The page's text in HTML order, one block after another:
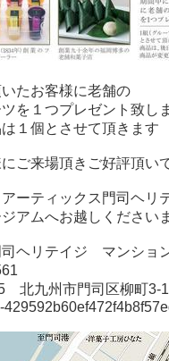
たお客様に老舗の
を１つプレゼント致し
１個とさせて頂きます
ご来場頂きご好評頂い
ーティックス門司ヘリ
アムへお越しください
司ヘリテイジ マンショ
北九州市門司区柳町3-